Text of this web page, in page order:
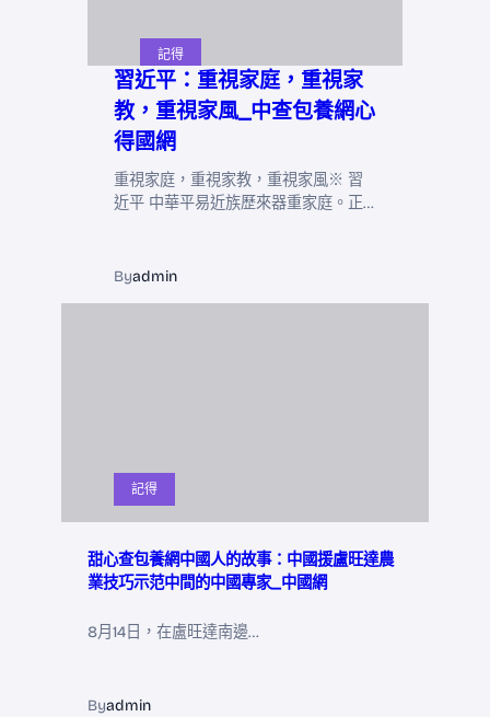
記得
習近平：重視家庭，重視家
教，重視家風_中查包養網心
得國網
重視家庭，重視家教，重視家風※ 習
近平 中華平易近族歷來器重家庭。正…
Byadmin
記得
甜心查包養網中國人的故事：中國援盧旺達農
業技巧示范中間的中國專家_中國網
8月14日，在盧旺達南邊…
Byadmin